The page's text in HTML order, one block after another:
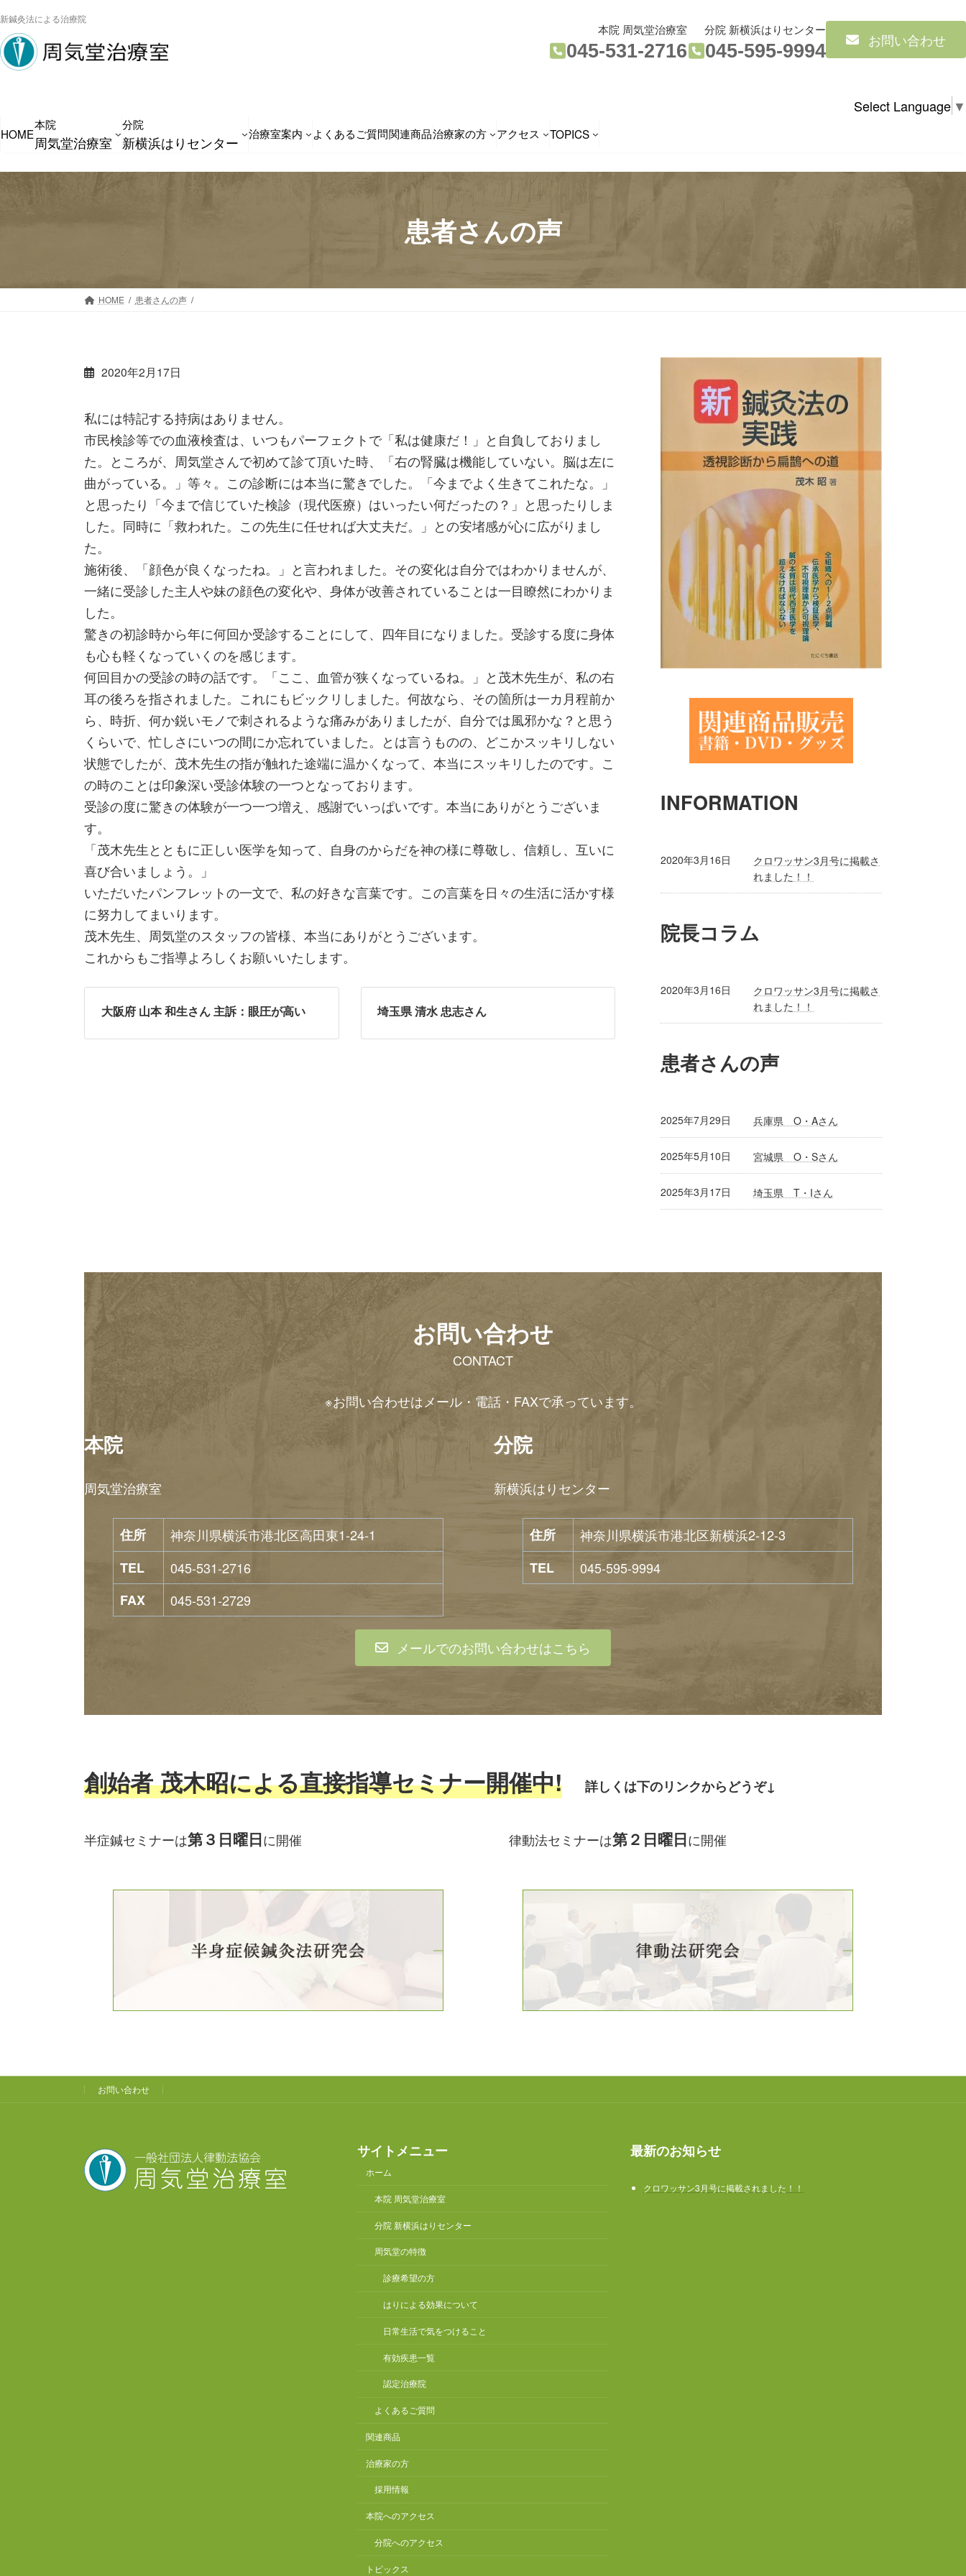
ン
テ
ン
キ
ビ
ゲ
ー
に
新鍼灸法による治療院
本院 周気堂治療室
045-531-2716
分院 新横浜はりセンター
045-595-9994
お問い合わせ
Select Language ▼
HOME
本院
周気堂治療室
分院
新横浜はりセンター 治療室案内 よくあるご質問関連商品治療家の方 アクセス TOPICS
患者さんの声
HOME 患者さんの声
2020年2月17日
私には特記する持病はありません。
市民検診等での血液検査は、いつもパーフェクトで「私は健康だ！」と自負しておりまし
た。ところが、周気堂さんで初めて診て頂いた時、「右の腎臓は機能していない。脳は左に
曲がっている。」等々。この診断には本当に驚きでした。「今までよく生きてこれたな。」
と思ったり「今まで信じていた検診（現代医療）はいったい何だったの？」と思ったりしま
した。同時に「救われた。この先生に任せれば大丈夫だ。」との安堵感が心に広がりまし
た。
施術後、「顔色が良くなったね。」と言われました。その変化は自分ではわかりませんが、
一緒に受診した主人や妹の顔色の変化や、身体が改善されていることは一目瞭然にわかりま
した。
驚きの初診時から年に何回か受診することにして、四年目になりました。受診する度に身体
も心も軽くなっていくのを感じます。
何回目かの受診の時の話です。「ここ、血管が狭くなっているね。」と茂木先生が、私の右
耳の後ろを指されました。これにもビックリしました。何故なら、その箇所は一カ月程前か
ら、時折、何か鋭いモノで刺されるような痛みがありましたが、自分では風邪かな？と思う
くらいで、忙しさにいつの間にか忘れていました。とは言うものの、どこかスッキリしない
状態でしたが、茂木先生の指が触れた途端に温かくなって、本当にスッキリしたのです。こ
の時のことは印象深い受診体験の一つとなっております。
受診の度に驚きの体験が一つ一つ増え、感謝でいっぱいです。本当にありがとうございま
す。
「茂木先生とともに正しい医学を知って、自身のからだを神の様に尊敬し、信頼し、互いに
喜び合いましょう。」
いただいたパンフレットの一文で、私の好きな言葉です。この言葉を日々の生活に活かす様
に努力してまいります。
茂木先生、周気堂のスタッフの皆様、本当にありがとうございます。
これからもご指導よろしくお願いいたします。
大阪府 山本 和生さん 主訴：眼圧が高い 埼玉県 清水 忠志さん
INFORMATION
2020年3月16日
クロワッサン3月号に掲載さ
れました！！
院長コラム
2020年3月16日
クロワッサン3月号に掲載さ
れました！！
患者さんの声
2025年7月29日 兵庫県 O・Aさん
2025年5月10日 宮城県 O・Sさん
2025年3月17日 埼玉県 T・Iさん
お問い合わせ
CONTACT
※お問い合わせはメール・電話・FAXで承っています。
本院
周気堂治療室
住所
神奈川県横浜市港北区高田東1-24-1
TEL
045-531-2716
FAX
045-531-2729
分院
新横浜はりセンター
住所
神奈川県横浜市港北区新横浜2-12-3
TEL
045-595-9994
メールでのお問い合わせはこちら
創始者 茂木昭による直接指導セミナー開催中! 詳しくは下のリンクからどうぞ↓
半症鍼セミナーは第３日曜日に開催 律動法セミナーは第２日曜日に開催
お問い合わせ
サイトメニュー
ホーム
本院 周気堂治療室
分院 新横浜はりセンター
周気堂の特徴
診療希望の方
はりによる効果について
日常生活で気をつけること
有効疾患一覧
認定治療院
よくあるご質問
関連商品
治療家の方
採用情報
本院へのアクセス
分院へのアクセス
トピックス
最新のお知らせ
クロワッサン3月号に掲載されました！！